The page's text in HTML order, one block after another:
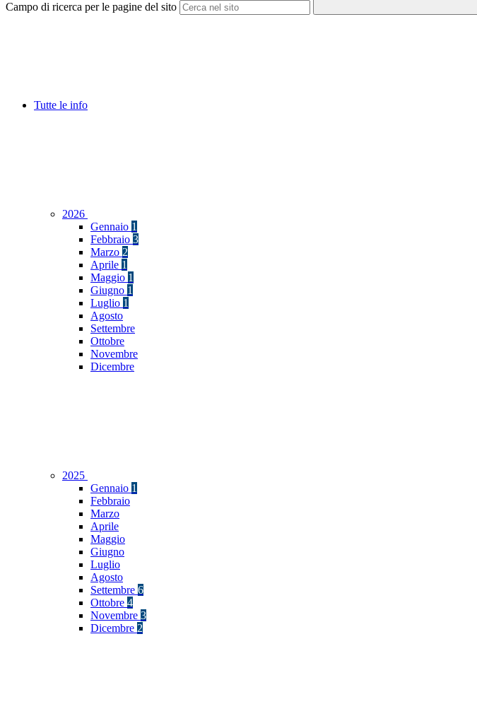
Campo di ricerca per le pagine del sito
Tutte le info
2026
Gennaio 1
Febbraio 3
Marzo 2
Aprile 1
Maggio 1
Giugno 1
Luglio 1
Agosto
Settembre
Ottobre
Novembre
Dicembre
2025
Gennaio 1
Febbraio
Marzo
Aprile
Maggio
Giugno
Luglio
Agosto
Settembre 6
Ottobre 4
Novembre 3
Dicembre 2